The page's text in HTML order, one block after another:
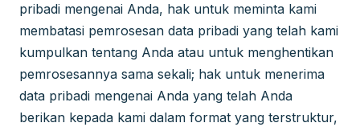
pribadi mengenai Anda, hak untuk meminta kami
membatasi pemrosesan data pribadi yang telah kami
kumpulkan tentang Anda atau untuk menghentikan
pemrosesannya sama sekali; hak untuk menerima
data pribadi mengenai Anda yang telah Anda
berikan kepada kami dalam format yang terstruktur,